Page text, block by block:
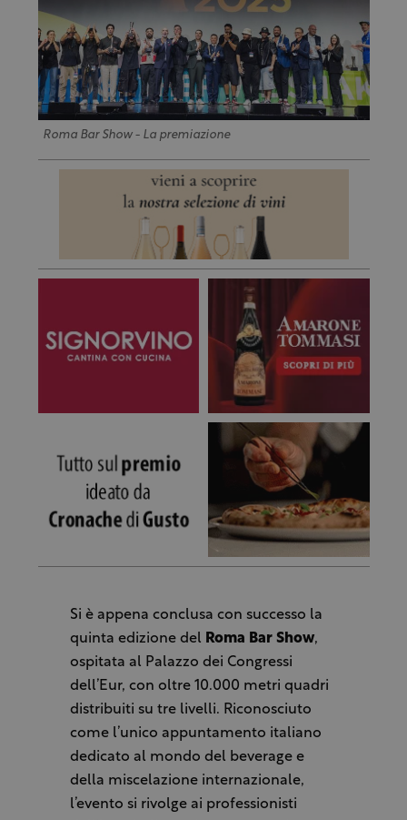
Roma Bar Show - La premiazione
Si è appena conclusa con successo la
quinta edizione del Roma Bar Show,
ospitata al Palazzo dei Congressi
dell’Eur, con oltre 10.000 metri quadri
distribuiti su tre livelli. Riconosciuto
come l’unico appuntamento italiano
dedicato al mondo del beverage e
della miscelazione internazionale,
l’evento si rivolge ai professionisti